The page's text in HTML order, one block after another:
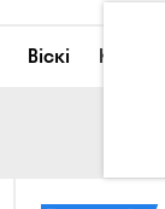
Віскі Коктейлі